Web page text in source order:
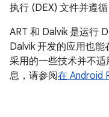
执行 (DEX) 文件并遵循
ART 和 Dalvik 是运行
Dalvik 开发的应用也能
采用的一些技术并不
息，请参阅在 Android